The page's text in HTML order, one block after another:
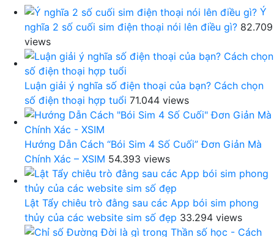
Ý
nghĩa 2 số cuối sim điện thoại nói lên điều gì? 82.709
views
Luận giải ý nghĩa số điện thoại của bạn? Cách chọn
số điện thoại hợp tuổi 71.044 views
Hướng Dẫn Cách “Bói Sim 4 Số Cuối” Đơn Giản Mà
Chính Xác – XSIM 54.393 views
Lật Tẩy chiêu trò đằng sau các App bói sim phong
thủy của các website sim số đẹp 33.294 views